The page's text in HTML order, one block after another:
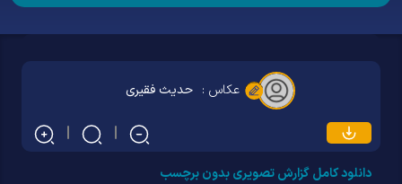
عکاس : حدیث فقیری
دانلود کامل گزارش تصویری بدون برچسب